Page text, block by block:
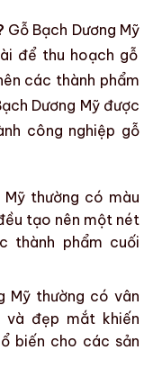
Gỗ Bạch Dương Mỹ
để thu hoạch gỗ
các thành phẩm
Dương Mỹđược
công nghiệp gỗ
Mỹthường có màu
tạo nên một nét
thành phẩm cuối
Mỹthường có vân
và đẹp mắt khiến
biến cho các sản